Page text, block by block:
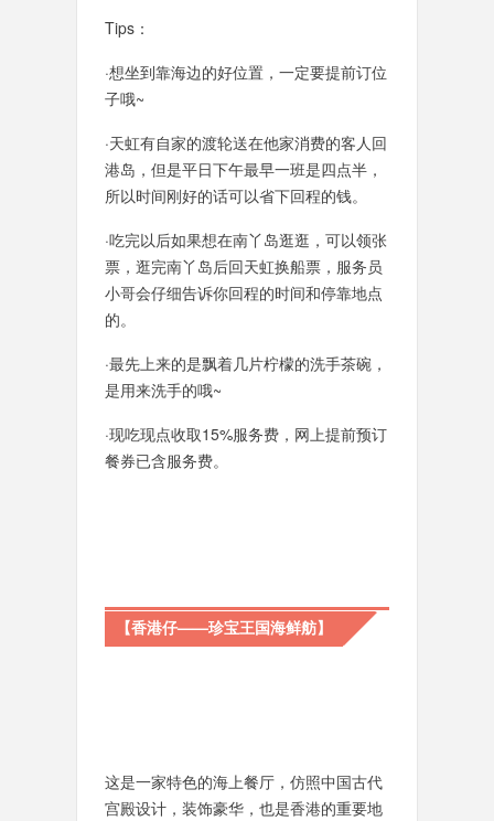
Tips：
·想坐到靠海边的好位置，一定要提前订位
子哦~
·天虹有自家的渡轮送在他家消费的客人回
港岛，但是平日下午最早一班是四点半，
所以时间刚好的话可以省下回程的钱。
·吃完以后如果想在南丫岛逛逛，可以领张
票，逛完南丫岛后回天虹换船票，服务员
小哥会仔细告诉你回程的时间和停靠地点
的。
·最先上来的是飘着几片柠檬的洗手茶碗，
是用来洗手的哦~
·现吃现点收取15%服务费，网上提前预订
餐券已含服务费。
【香港仔——珍宝王国海鲜舫】
这是一家特色的海上餐厅，仿照中国古代
宫殿设计，装饰豪华，也是香港的重要地